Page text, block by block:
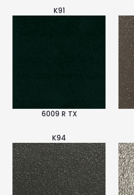
K91
6009 R TX
K94